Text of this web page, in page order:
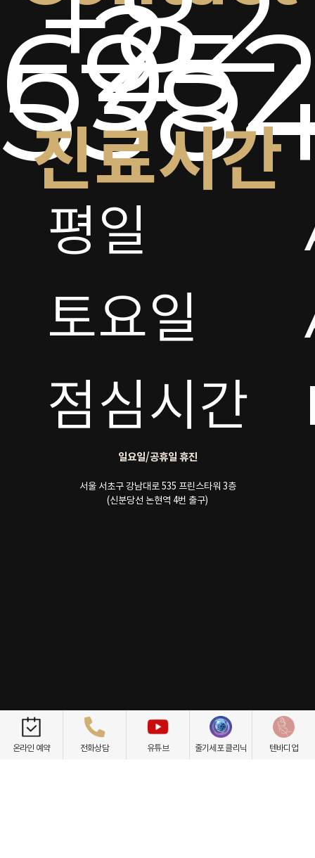
2-
진료시간
평일
토요일
점심시간
일요일/공휴일 휴진
서울 서초구 강남대로 535 프린스타워 3층
(신분당선 논현역 4번 출구)
개인정보취급방침 이용약관 환자권리장전 비급여항목
온라인 예약 전화상담 유튜브 줄기세포 클리닉 텐바디업